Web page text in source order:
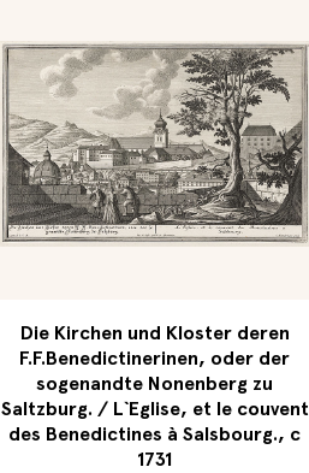
Die Kirchen und Kloster deren
F.F.Benedictinerinen, oder der
sogenandte Nonenberg zu
Saltzburg. / L`Eglise, et le couvent
des Benedictines à Salsbourg., c
1731